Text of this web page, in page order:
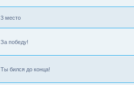
3 место
За победу!
Ты бился до конца!